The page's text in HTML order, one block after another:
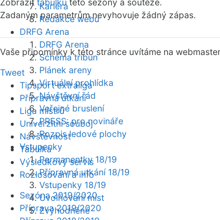
Kariéra
Redakce webu
DRFG Arena
DRFG Arena
Schéma tribun
Plánek areny
Virtuální prohlídka
Návštěvní řád
Veřejné bruslení
PRESS: pro novináře
Rozpis ledové plochy
Vstupenky
Permanentky 18/19
Přípravná utkání 18/19
Vstupenky 18/19
Uvolňování míst
Zvýhodněné
Zobrazit tabulku této sezóny a soutěže.
Zadaným parametrům nevyhovuje žádný zápas.
Vaše připomínky k této stránce uvítáme na webmaster
Tweet
Tipsport extraliga
Přípravná utkání
Liga mistrů
Univerzitní souboj
Návštěvnost
Tabulka
Výsledkový servis
Rozlosování a info
Sezóna 2019/2020
Příprava 2019/2020